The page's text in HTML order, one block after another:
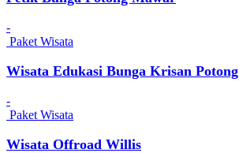
-
Paket Wisata
Wisata Edukasi Bunga Krisan Potong
-
Paket Wisata
Wisata Offroad Willis